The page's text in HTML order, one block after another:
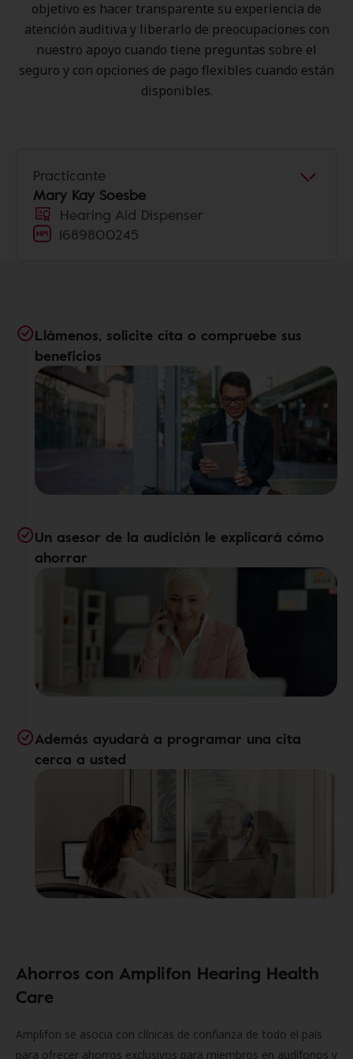
objetivo es hacer transparente su experiencia de
atención auditiva y liberarlo de preocupaciones con
nuestro apoyo cuando tiene preguntas sobre el
seguro y con opciones de pago flexibles cuando están
disponibles.
Practicante
Mary Kay Soesbe
Hearing Aid Dispenser
1689800245
Llámenos, solicite cita o compruebe sus
beneficios
Un asesor de la audición le explicará cómo
ahorrar
Además ayudará a programar una cita
cerca a usted
Ahorros con Amplifon Hearing Health
Care
Amplifon se asocia con clínicas de confianza de todo el país
para ofrecer ahorros exclusivos para miembros en audífonos y